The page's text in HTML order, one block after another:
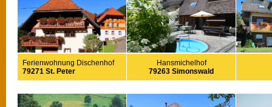
Ferienwohnung Dischenhof
79271 St. Peter
Hansmichelhof
79263 Simonswald